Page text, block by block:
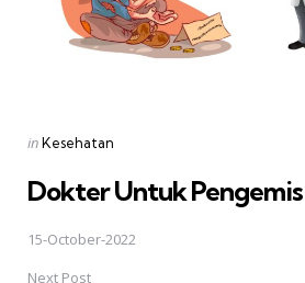
Posted
inKesehatan
Dokter Untuk Pengemis
15-October-2022
Next Post